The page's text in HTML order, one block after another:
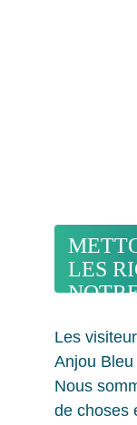
LES
Les
Anjou
Nous
de choses